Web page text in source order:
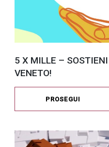
5 X MILLE – SOSTIENI
VENETO!
PROSEGUI